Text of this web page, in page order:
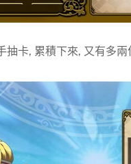
卡, 累積下來, 又有多